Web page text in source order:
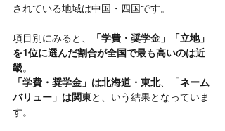
されている地域は中国・四国です。
項目別にみると、
「学費・奨学金」「立地」
を1位に選んだ割合が全国で最も高いのは近
畿。
「学費・奨学金」は北海道・東北、「ネーム
バリュー」は関東と、いう結果となっていま
す。